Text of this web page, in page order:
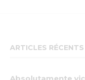
ARTICLES RÉCENTS
Absolutamente